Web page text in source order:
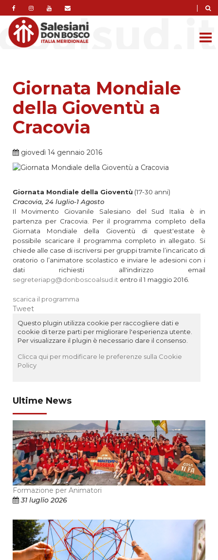
|
Giornata Mondiale
della Gioventù a
Cracovia
giovedì 14 gennaio 2016
Giornata Mondiale della Gioventù (17-30 anni)
Cracovia, 24 luglio-1 Agosto
Il Movimento Giovanile Salesiano del Sud Italia è in
partenza per Cracovia. Per il programma completo della
Giornata Mondiale della Gioventù di quest'estate è
possibile scaricare il programma completo in allegato. Si
chiede alle case di iscriversi per gruppi tramite l’incaricato di
oratorio o l’animatore scolastico e inviare le adesioni con i
dati richiesti all'indirizzo email
segreteriapg@donboscoalsud.it entro il 1 maggio 2016.
scarica il programma
Tweet
Questo plugin utilizza cookie per raccogliere dati e
cookie di terze parti per migliorare l'esperienza utente.
Per visualizzare il plugin è necessario dare il consenso.
Clicca qui per modificare le preferenze sulla Cookie
Policy
Ultime News
Formazione per Animatori
31 luglio 2026